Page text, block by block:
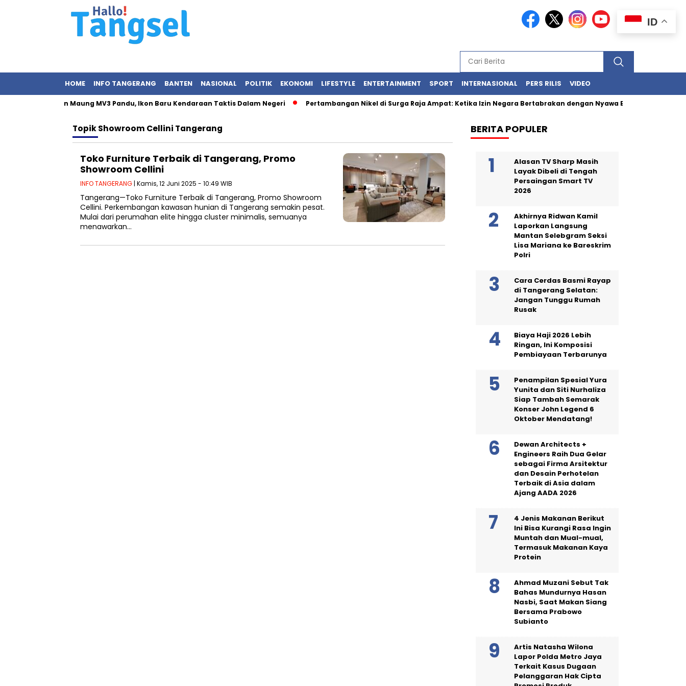
HOME INFO TANGERANG BANTEN NASIONAL POLITIK EKONOMI LIFESTYLE ENTERTAINMENT SPORT INTERNASIONAL PERS RILIS VIDEO
Resmikan Maung MV3 Pandu, Ikon Baru Kendaraan Taktis Dalam Negeri Pertambangan Nikel di Surga Raja Ampat: Ketika Izin Negara Bertabrakan dengan Nyawa Ekosistem Laut
TopikShowroom Cellini Tangerang
Toko Furniture Terbaik di Tangerang, Promo
Showroom Cellini
INFO TANGERANG | Kamis, 12 Juni 2025 - 10:49 WIB
Tangerang—Toko Furniture Terbaik di Tangerang, Promo Showroom
Cellini. Perkembangan kawasan hunian di Tangerang semakin pesat.
Mulai dari perumahan elite hingga cluster minimalis, semuanya
menawarkan…
BERITA POPULER
Alasan TV Sharp Masih
Layak Dibeli di Tengah
Persaingan Smart TV
2026
Akhirnya Ridwan Kamil
Laporkan Langsung
Mantan Selebgram Seksi
Lisa Mariana ke Bareskrim
Polri
Cara Cerdas Basmi Rayap
di Tangerang Selatan:
Jangan Tunggu Rumah
Rusak
Biaya Haji 2026 Lebih
Ringan, Ini Komposisi
Pembiayaan Terbarunya
Penampilan Spesial Yura
Yunita dan Siti Nurhaliza
Siap Tambah Semarak
Konser John Legend 6
Oktober Mendatang!
Dewan Architects +
Engineers Raih Dua Gelar
sebagai Firma Arsitektur
dan Desain Perhotelan
Terbaik di Asia dalam
Ajang AADA 2026
4 Jenis Makanan Berikut
Ini Bisa Kurangi Rasa Ingin
Muntah dan Mual-mual,
Termasuk Makanan Kaya
Protein
Ahmad Muzani Sebut Tak
Bahas Mundurnya Hasan
Nasbi, Saat Makan Siang
Bersama Prabowo
Subianto
Artis Natasha Wilona
Lapor Polda Metro Jaya
Terkait Kasus Dugaan
Pelanggaran Hak Cipta
ID